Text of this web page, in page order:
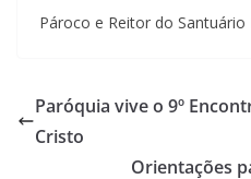
Pároco e Reitor do
Paróquia vive o 9º
Cristo
Orientações